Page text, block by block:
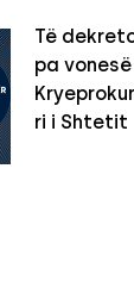
Të
pa vonesë
ri i Shtetit